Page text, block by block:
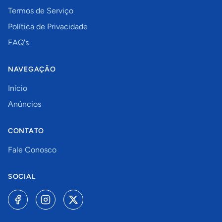
Termos de Serviço
Política de Privacidade
FAQ's
NAVEGAÇÃO
Início
Anúncios
CONTATO
Fale Conosco
SOCIAL